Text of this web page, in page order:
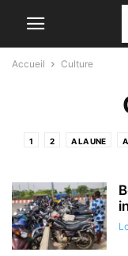
Accueil Culture
1 2 A LA UNE
FORMATIONS ET
NON CLASSÉ